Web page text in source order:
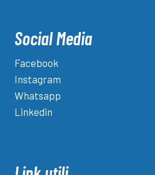
Social Media
Facebook
Instagram
Whatsapp
Linkedin